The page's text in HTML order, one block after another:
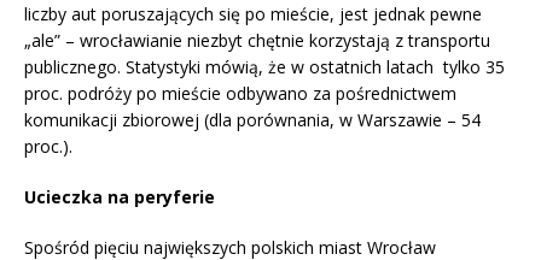
liczby aut poruszających się po mieście, jest jednak pewne
„ale” – wrocławianie niezbyt chętnie korzystają z transportu
publicznego. Statystyki mówią, że w ostatnich latach tylko 35
proc. podróży po mieście odbywano za pośrednictwem
komunikacji zbiorowej (dla porównania, w Warszawie – 54
proc.).
Ucieczka na peryferie
Spośród pięciu największych polskich miast Wrocław